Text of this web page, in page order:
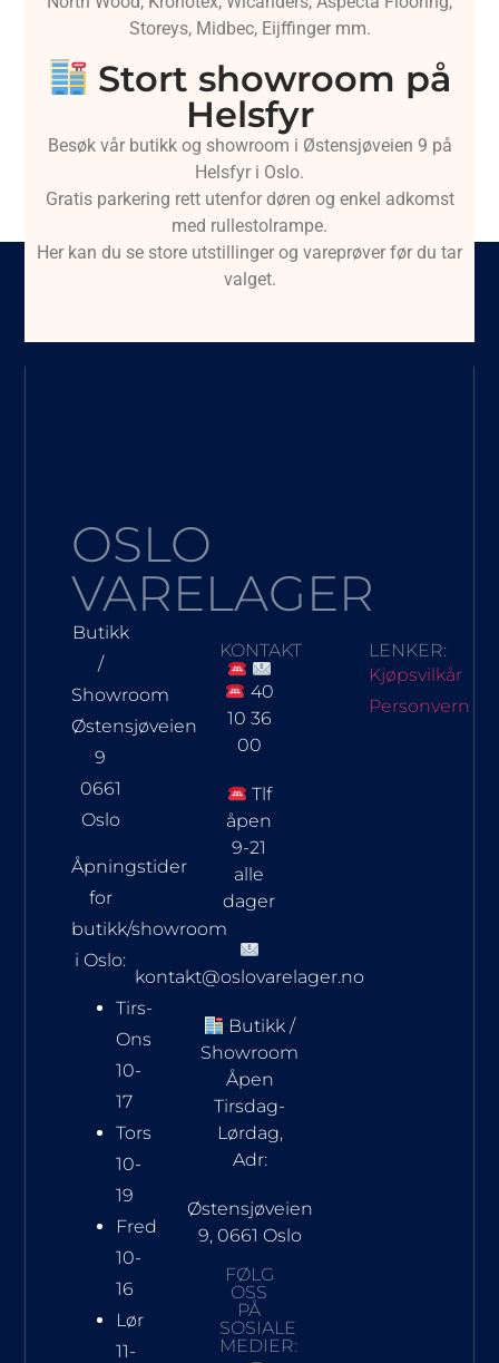
Storeys, Midbec, Eijffinger mm.
Stort showroom på
Helsfyr
Besøk vår butikk og showroom i Østensjøveien 9 på
Helsfyr i Oslo.
Gratis parkering rett utenfor døren og enkel adkomst
med rullestolrampe.
Her kan du se store utstillinger og vareprøver før du tar
valget.
OSLO
VARELAGER
Butikk
/
Showroom
Østensjøveien
9
0661
Oslo
Åpningstider
for
butikk/showroom
i Oslo:
Tirs-
Ons
10-
17
Tors
10-
19
Fred
10-
16
Lør
11-
KONTAKT
40
10 36
00
Tlf
åpen
9-21
alle
dager
kontakt@oslovarelager.no
Butikk /
Showroom
Åpen
Tirsdag-
Lørdag,
Adr:
Østensjøveien
9, 0661 Oslo
FØLG
OSS
PÅ
SOSIALE
MEDIER:
LENKER:
Kjøpsvilkår
Personvern